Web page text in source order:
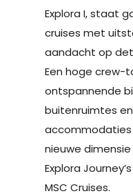
Explora I, staat
cruises met
aandacht op
Een hoge crew-
ontspannende
buitenruimtes
accommodaties
nieuwe
Explora
MSC Cruises.